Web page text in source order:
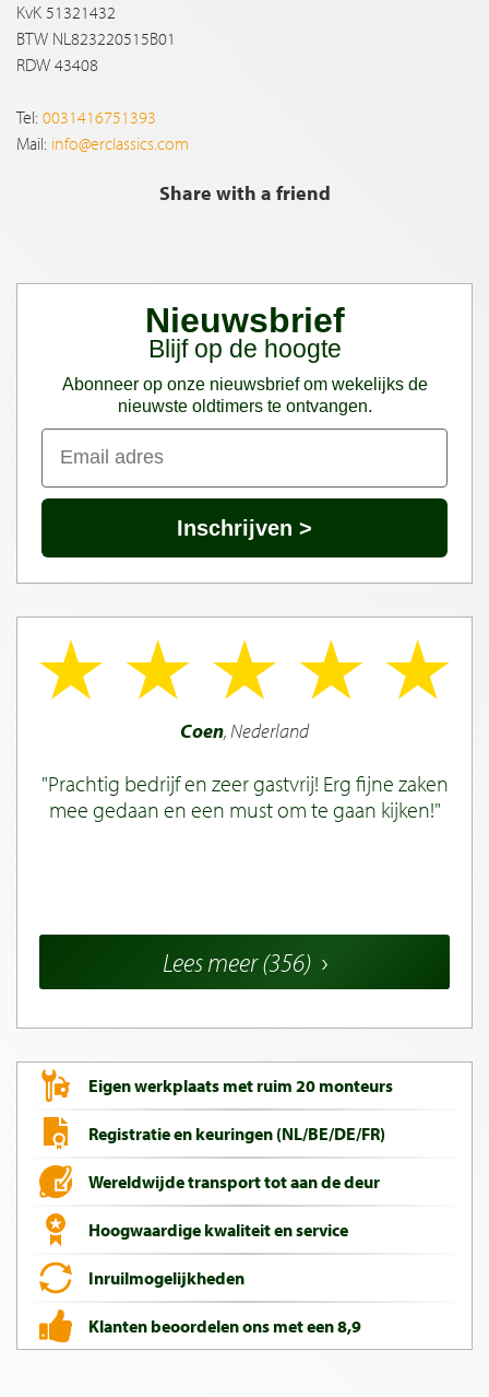
KvK 51321432
BTW NL823220515B01
RDW 43408
Tel: 0031416751393
Mail: info@erclassics.com
Share with a friend
Nieuwsbrief
Blijf op de hoogte
Abonneer op onze nieuwsbrief om wekelijks de
nieuwste oldtimers te ontvangen.
Inschrijven >
Coen, Nederland
Prachtig bedrijf en zeer gastvrij! Erg fijne zaken
mee gedaan en een must om te gaan kijken!
Lees meer (356)
Eigen werkplaats met ruim 20 monteurs
Registratie en keuringen (NL/BE/DE/FR)
Wereldwijde transport tot aan de deur
Hoogwaardige kwaliteit en service
Inruilmogelijkheden
Klanten beoordelen ons met een 8,9